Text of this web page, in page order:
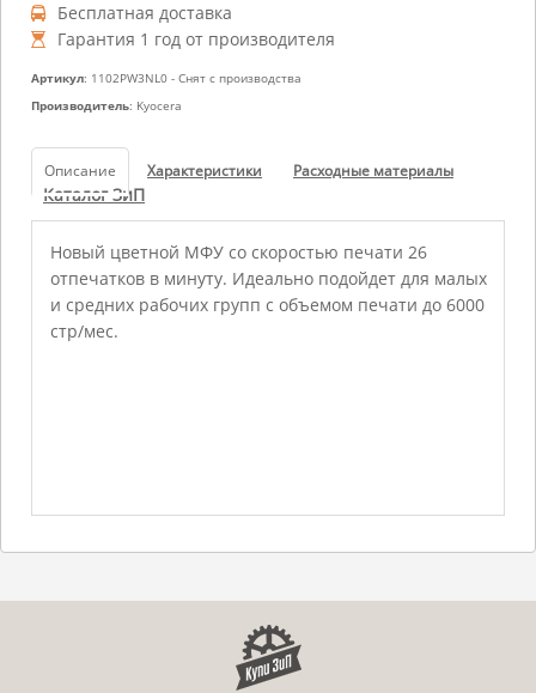
Бесплатная доставка
Гарантия 1 год от производителя
Артикул: 1102PW3NL0 - Снят с производства
Производитель: Kyocera
Описание Характеристики Расходные материалы
Каталог ЗиП
Новый цветной МФУ со скоростью печати 26
отпечатков в минуту. Идеально подойдет для малых
и средних рабочих групп с объемом печати до 6000
стр/мес.